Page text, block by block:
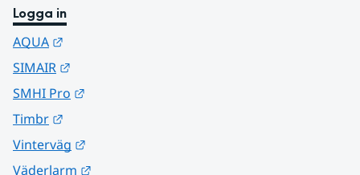
Logga in
AQUA
SIMAIR
SMHI Pro
Timbr
Vinterväg
Väderlarm